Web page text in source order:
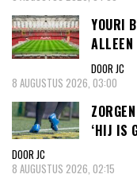
YOURI
ALLEEN
DOOR JC
8 AUGUSTUS 2026, 03:00
‘HIJ IS
DOOR JC
8 AUGUSTUS 2026, 02:15